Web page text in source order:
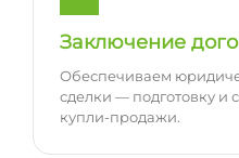
Заключение
Обеспечиваем
сделки — подготовку и
купли-продажи.